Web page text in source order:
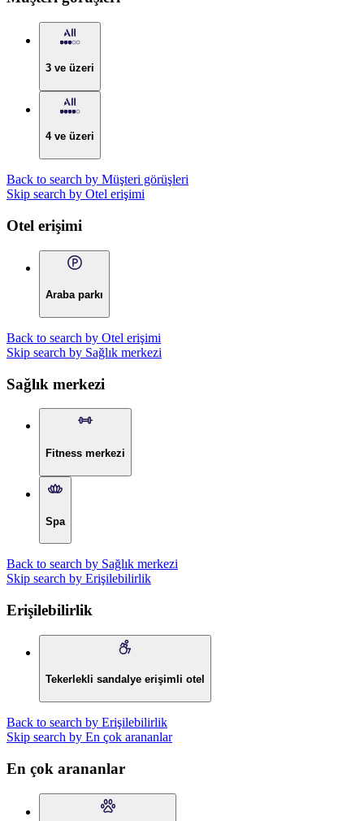
3 ve üzeri
4 ve üzeri
Back to search by Müşteri görüşleri
Skip search by Otel erişimi
Otel erişimi
Araba parkı
Back to search by Otel erişimi
Skip search by Sağlık merkezi
Sağlık merkezi
Fitness merkezi
Spa
Back to search by Sağlık merkezi
Skip search by Erişilebilirlik
Erişilebilirlik
Tekerlekli sandalye erişimli otel
Back to search by Erişilebilirlik
Skip search by En çok arananlar
En çok arananlar